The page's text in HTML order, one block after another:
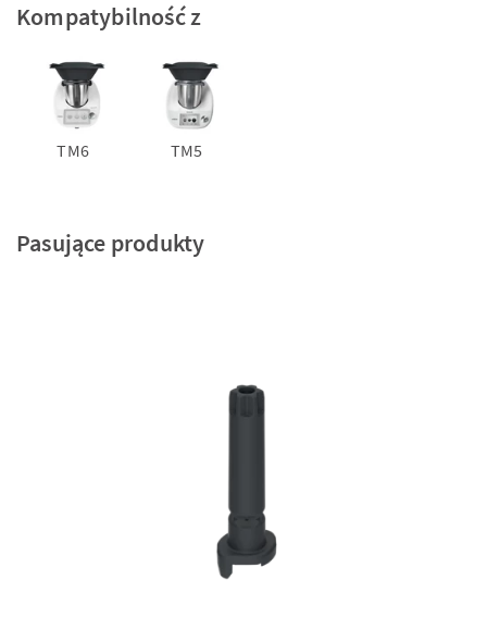
Kompatybilność z
TM6 TM5
Pasujące produkty